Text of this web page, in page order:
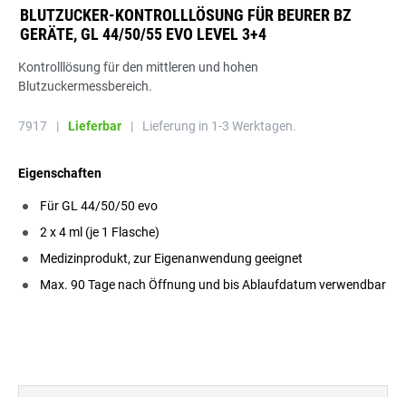
BLUTZUCKER-KONTROLLLÖSUNG FÜR BEURER BZ
GERÄTE, GL 44/50/55 EVO LEVEL 3+4
Kontrolllösung für den mittleren und hohen
Blutzuckermessbereich.
7917 | Lieferbar | Lieferung in 1-3 Werktagen.
Eigenschaften
Für GL 44/50/50 evo
2 x 4 ml (je 1 Flasche)
Medizinprodukt, zur Eigenanwendung geeignet
Max. 90 Tage nach Öffnung und bis Ablaufdatum verwendbar